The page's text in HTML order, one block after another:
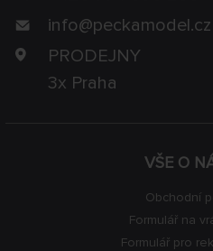
VŠE O
Obchodní
Formulář na
Formulář pro
info@peckamodel.cz
PRODEJNY
3x Praha